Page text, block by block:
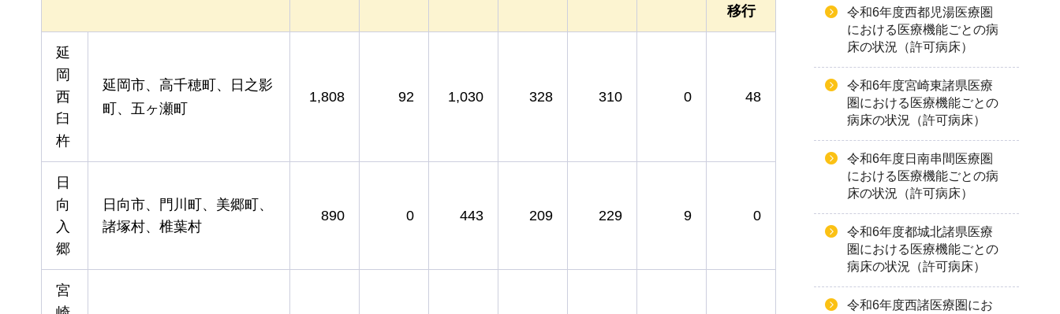
移行
延
岡
西
臼
杵
延岡市、高千穂町、日之影
町、五ヶ瀬町
1,808 92 1,030 328 310 0 48
日
向
入
郷
日向市、門川町、美郷町、
諸塚村、椎葉村
890 0 443 209 229 9 0
宮
令和6年度西都児湯医療圏
における医療機能ごとの病
床の状況（許可病床）
令和6年度宮崎東諸県医療
圏における医療機能ごとの
病床の状況（許可病床）
令和6年度日南串間医療圏
における医療機能ごとの病
床の状況（許可病床）
令和6年度都城北諸県医療
圏における医療機能ごとの
病床の状況（許可病床）
令和6年度西諸医療圏にお